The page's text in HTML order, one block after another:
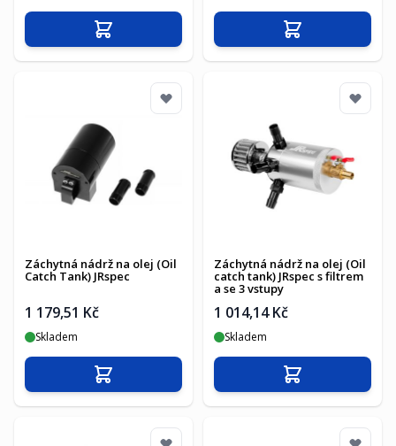
Přidat do košíku Přidat do košíku
Záchytná nádrž na olej (Oil
Catch Tank) JRspec
1 179,51 Kč
Skladem
Přidat do košíku
Záchytná nádrž na olej (Oil
catch tank) JRspec s filtrem
a se 3 vstupy
1 014,14 Kč
Skladem
Přidat do košíku